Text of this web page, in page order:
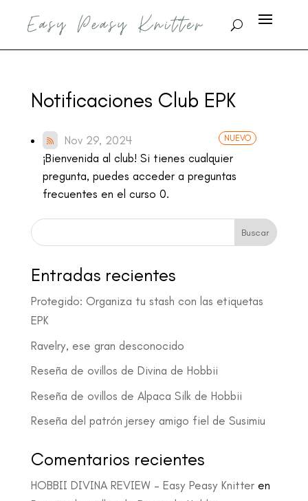
Notificaciones Club EPK
Nov 29, 2024
¡Bienvenida al club! Si tienes cualquier
pregunta, puedes acceder a preguntas
frecuentes en el curso 0.
Buscar
Entradas recientes
Protegido: Organiza tu stash con las etiquetas
EPK
Ravelry, ese gran desconocido
Reseña de ovillos de Divina de Hobbii
Reseña de ovillos de Alpaca Silk de Hobbii
Reseña del patrón jersey amigo fiel de Susimiu
Comentarios recientes
HOBBII DIVINA REVIEW – Easy Peasy Knitteren